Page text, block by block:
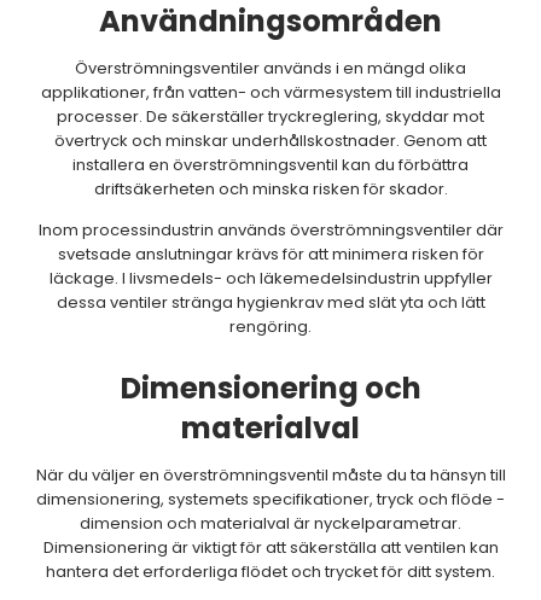
Användningsområden
Överströmningsventiler används i en mängd olika
applikationer, från vatten- och värmesystem till industriella
processer. De säkerställer tryckreglering, skyddar mot
övertryck och minskar underhållskostnader. Genom att
installera en överströmningsventil kan du förbättra
driftsäkerheten och minska risken för skador.
Inom processindustrin används överströmningsventiler där
svetsade anslutningar krävs för att minimera risken för
läckage. I livsmedels- och läkemedelsindustrin uppfyller
dessa ventiler stränga hygienkrav med slät yta och lätt
rengöring.
Dimensionering och
materialval
När du väljer en överströmningsventil måste du ta hänsyn till
dimensionering, systemets specifikationer, tryck och flöde -
dimension och materialval är nyckelparametrar.
Dimensionering är viktigt för att säkerställa att ventilen kan
hantera det erforderliga flödet och trycket för ditt system.